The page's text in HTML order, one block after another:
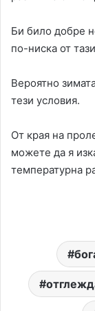
Би било добре
по-ниска от
Вероятно
тези условия.
От края на
можете да я
температурна